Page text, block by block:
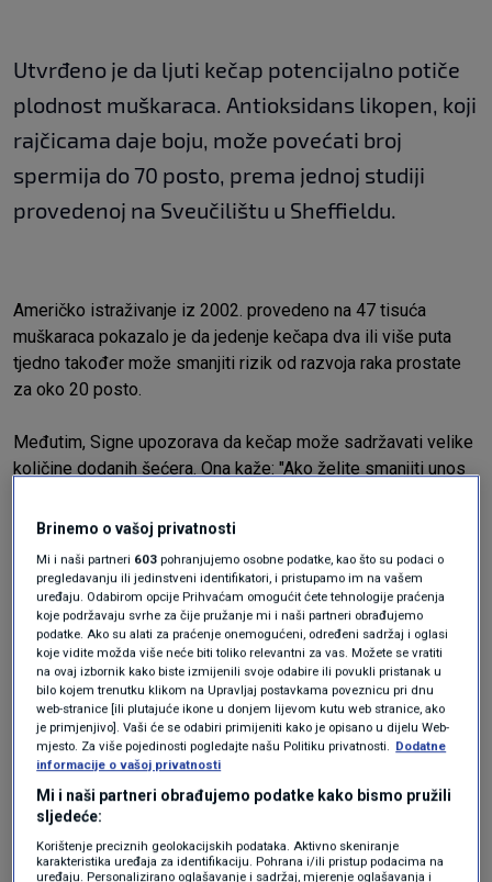
Utvrđeno je da ljuti kečap potencijalno potiče
plodnost muškaraca. Antioksidans likopen, koji
rajčicama daje boju, može povećati broj
spermija do 70 posto, prema jednoj studiji
provedenoj na Sveučilištu u Sheffieldu.
Američko istraživanje iz 2002. provedeno na 47 tisuća
muškaraca pokazalo je da jedenje kečapa dva ili više puta
tjedno također može smanjiti rizik od razvoja raka prostate
za oko 20 posto.
Međutim, Signe upozorava da kečap može sadržavati velike
količine dodanih šećera. Ona kaže: "Ako želite smanjiti unos
dodanih šećera."
Senf se smatra jednim od najstarijih poznatih umaka na
svijetu, a povijesni zapisi sugeriraju da je izumljen u starom
Egiptu.
Senf je prepun selena i magnezija, koji mogu imati
protuupalna svojstva. Neke su studije također otkrile da
sjemenke gorušice mogu štititi od bakterija i gljivica poput E.
coli.
Međutim, druge studije tvrde da senf nema zaštitnih učinaka.
Uz to, varijacije senfa mogu imati visok udio natrija pa ga
Brinemo o vašoj privatnosti
Mi i naši partneri 603 pohranjujemo osobne podatke, kao što su podaci o
pregledavanju ili jedinstveni identifikatori, i pristupamo im na vašem
uređaju. Odabirom opcije Prihvaćam omogućit ćete tehnologije praćenja
koje podržavaju svrhe za čije pružanje mi i naši partneri obrađujemo
podatke. Ako su alati za praćenje onemogućeni, određeni sadržaj i oglasi
koje vidite možda više neće biti toliko relevantni za vas. Možete se vratiti
na ovaj izbornik kako biste izmijenili svoje odabire ili povukli pristanak u
bilo kojem trenutku klikom na Upravljaj postavkama poveznicu pri dnu
web-stranice [ili plutajuće ikone u donjem lijevom kutu web stranice, ako
je primjenjivo]. Vaši će se odabiri primijeniti kako je opisano u dijelu Web-
mjesto. Za više pojedinosti pogledajte našu Politiku privatnosti. Dodatne
informacije o vašoj privatnosti
Mi i naši partneri obrađujemo podatke kako bismo pružili
sljedeće:
Korištenje preciznih geolokacijskih podataka. Aktivno skeniranje
karakteristika uređaja za identifikaciju. Pohrana i/ili pristup podacima na
uređaju. Personalizirano oglašavanje i sadržaj, mjerenje oglašavanja i